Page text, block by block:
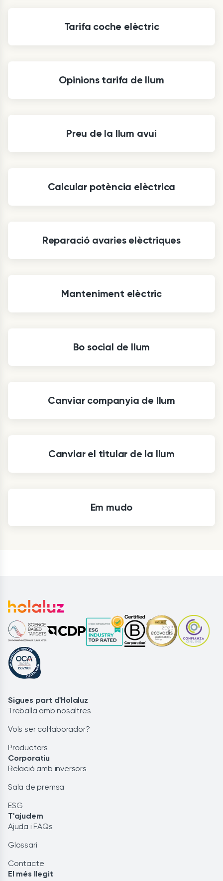
Tarifa coche elèctric
Opinions tarifa de llum
Preu de la llum avui
Calcular potència elèctrica
Reparació avaries elèctriques
Manteniment elèctric
Bo social de llum
Canviar companyia de llum
Canviar el titular de la llum
Em mudo
Sigues part d'Holaluz
Treballa amb nosaltres
Vols ser col·laborador?
Productors
Corporatiu
Relació amb inversors
Sala de premsa
ESG
T'ajudem
Ajuda i FAQs
Glossari
Contacte
El més llegit